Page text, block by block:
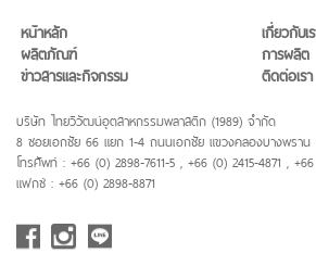
หน้าหลัก
เกี่ยวกับเ
ผลิตภัณฑ์
การผลิต
ข่าวสารและกิจกรรม
ติดต่อเรา
บริษัท ไทยวิวัฒน์อุตสาหกรรมพลาสติก (1989) จำกัด
8 ซอยเอกชัย 66 แยก 1-4 ถนนเอกชัย แขวงคลองบางพรา
โทรศัพท์ : +66 (0) 2898-7611-5 , +66 (0) 2415-4871 ,
แฟกซ์ : +66 (0) 2898-8871